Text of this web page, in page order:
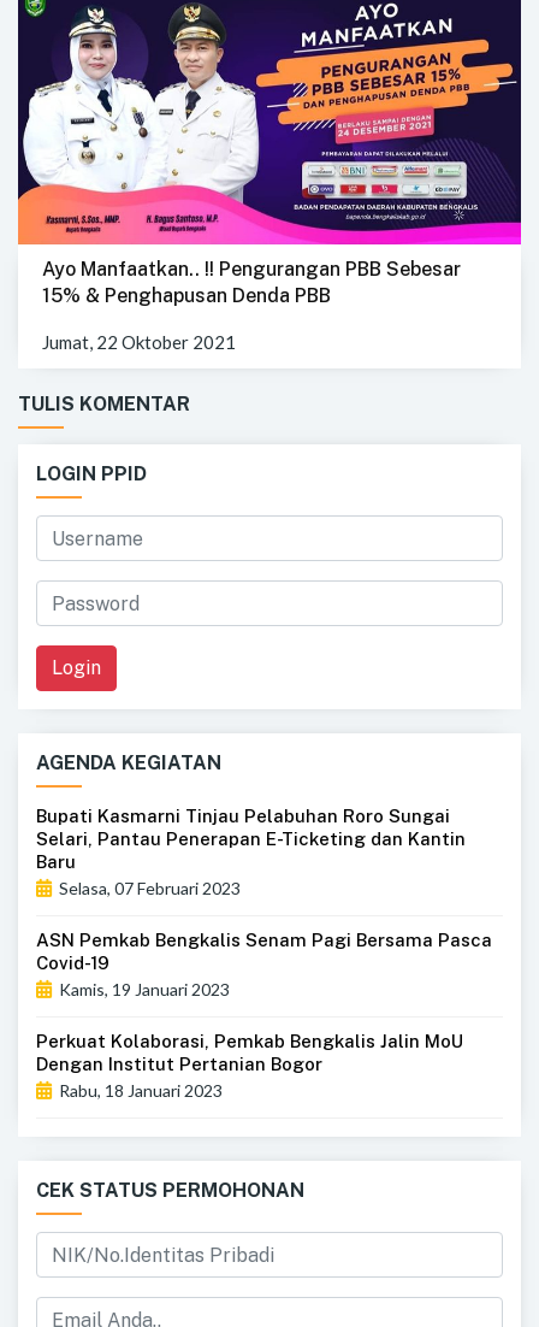
Ayo Manfaatkan.. !! Pengurangan PBB Sebesar
15% & Penghapusan Denda PBB
Jumat, 22 Oktober 2021
TULIS KOMENTAR
LOGIN PPID
Login
AGENDA KEGIATAN
Bupati Kasmarni Tinjau Pelabuhan Roro Sungai
Selari, Pantau Penerapan E-Ticketing dan Kantin
Baru
Selasa, 07 Februari 2023
ASN Pemkab Bengkalis Senam Pagi Bersama Pasca
Covid-19
Kamis, 19 Januari 2023
Perkuat Kolaborasi, Pemkab Bengkalis Jalin MoU
Dengan Institut Pertanian Bogor
Rabu, 18 Januari 2023
CEK STATUS PERMOHONAN